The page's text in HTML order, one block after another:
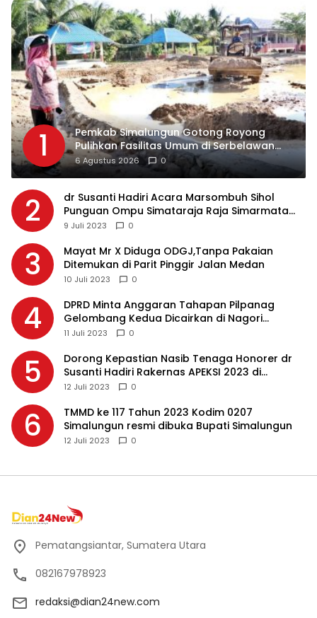
1
Pemkab Simalungun Gotong Royong
Pulihkan Fasilitas Umum di Serbelawan
Pasca Banjir
6 Agustus 2026 0
2
dr Susanti Hadiri Acara Marsombuh Sihol
Punguan Ompu Simataraja Raja Simarmata
Dohot Boruna Kota Siantar
9 Juli 2023 0
3
Mayat Mr X Diduga ODGJ,Tanpa Pakaian
Ditemukan di Parit Pinggir Jalan Medan
10 Juli 2023 0
4
DPRD Minta Anggaran Tahapan Pilpanag
Gelombang Kedua Dicairkan di Nagori
Masing-masing, Ini Alasannya…
11 Juli 2023 0
5
Dorong Kepastian Nasib Tenaga Honorer dr
Susanti Hadiri Rakernas APEKSI 2023 di
Makassar
12 Juli 2023 0
6
TMMD ke 117 Tahun 2023 Kodim 0207
Simalungun resmi dibuka Bupati Simalungun
12 Juli 2023 0
Pematangsiantar, Sumatera Utara
082167978923
redaksi@dian24new.com